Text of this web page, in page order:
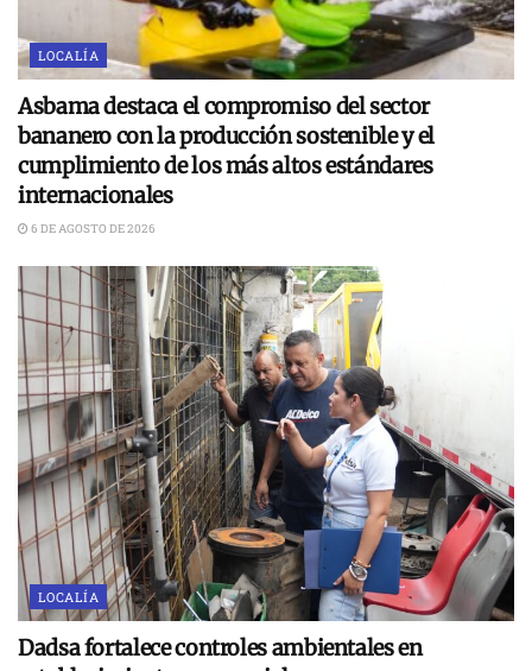
LOCALÍA
Asbama destaca el compromiso del sector
bananero con la producción sostenible y el
cumplimiento de los más altos estándares
internacionales
6 DE AGOSTO DE 2026
LOCALÍA
Dadsa fortalece controles ambientales en